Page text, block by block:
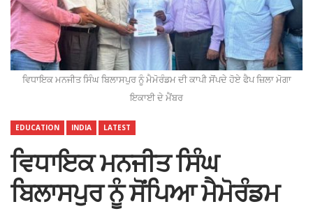
ਵਿਧਾਇਕ ਮਨਜੀਤ ਸਿੰਘ ਬਿਲਾਸਪੁਰ ਨੂੰ ਮੈਮੋਰੰਡਮ ਦੀ ਕਾਪੀ ਸੋਂਪਦੇ ਹੋਏ ਫੈਪ ਜ਼ਿਲਾ ਮੋਗਾ
ਇਕਾਈ ਦੇ ਮੈਂਬਰ
EDUCATION INDIA LATEST
ਵਿਧਾਇਕ ਮਨਜੀਤ ਸਿੰਘ
ਬਿਲਾਸਪੁਰ ਨੂੰ ਸੋਂਪਿਆ ਮੈਮੋਰੰਡਮ